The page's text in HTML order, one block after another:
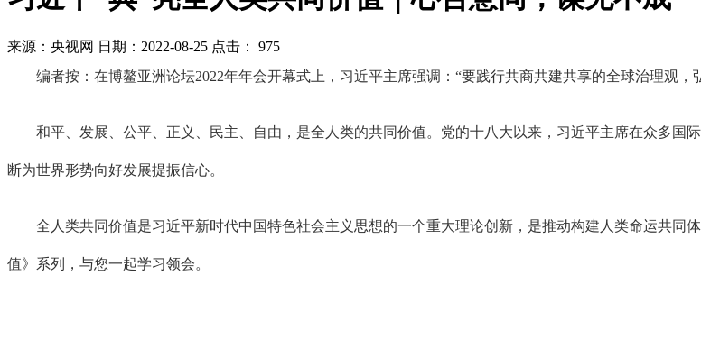
来源：央视网 日期：2022-08-25 点击： 975
编者按：在博鳌亚洲论坛2022年年会开幕式上，习近平主席强调：“要践行共商共建共享的全球治理观，
和平、发展、公平、正义、民主、自由，是全人类的共同价值。党的十八大以来，习近平主席在众多国
断为世界形势向好发展提振信心。
全人类共同价值是习近平新时代中国特色社会主义思想的一个重大理论创新，是推动构建人类命运共同
值》系列，与您一起学习领会。